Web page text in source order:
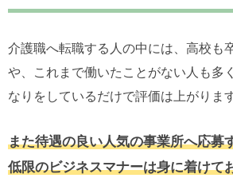
介護職へ転職する人の中には、高校も
や、これまで働いたことがない人も多
なりをしているだけで評価は上がります
また待遇の良い人気の事業所へ応募
低限のビジネスマナーは身に着けて